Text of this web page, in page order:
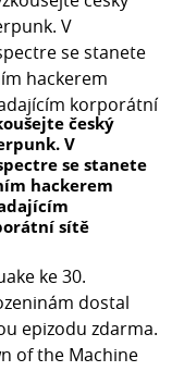
český
V
se stanete
hackerem
sítě